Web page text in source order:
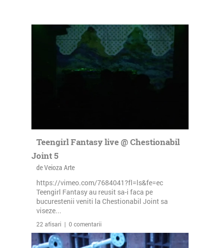
Teengirl Fantasy live @ Chestionabil
Joint 5
de Veioza Arte
https://vimeo.com/7684041?fl=ls&fe=ec
Teengirl Fantasy au reusit sa-i faca pe
bucurestenii veniti la Chestionabil Joint sa
viseze...
22 afisari | 0 comentarii